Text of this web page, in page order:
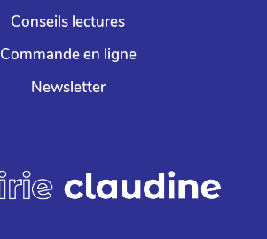
Conseils lectures
Commande en ligne
Newsletter